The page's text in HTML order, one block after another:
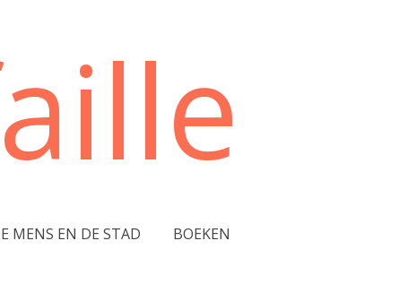
MENS EN DE STAD
BOEKEN